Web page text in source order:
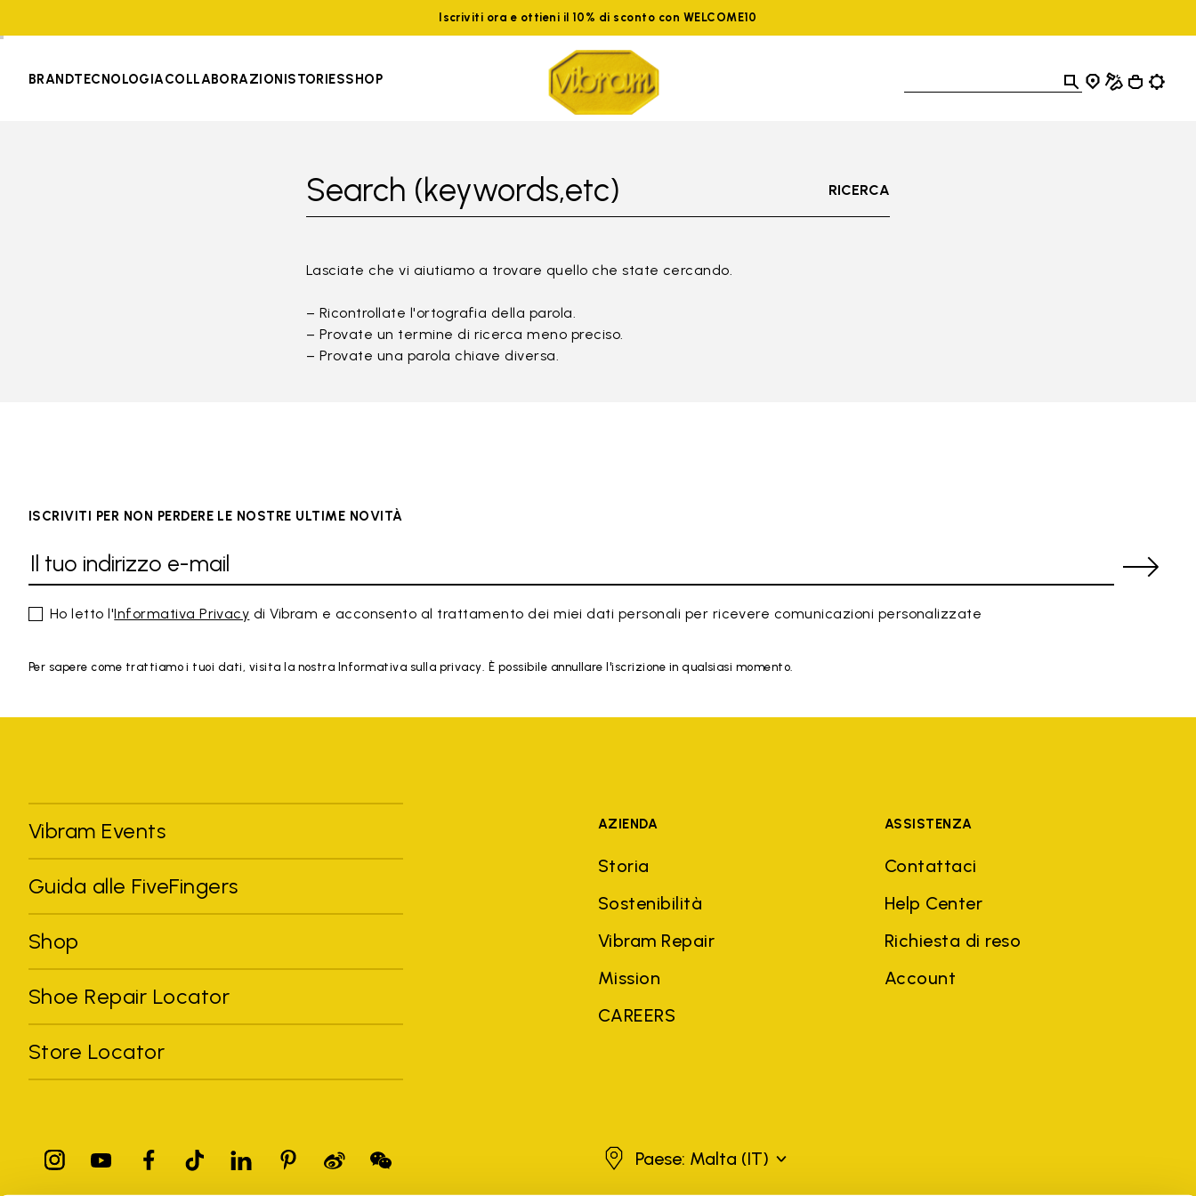
Iscriviti ora e ottieni il 10% di sconto con WELCOME10
BRANDTECNOLOGIACOLLABORAZIONISTORIESSHOP
Search (keywords,etc) RICERCA
Lasciate che vi aiutiamo a trovare quello che state cercando.
– Ricontrollate l'ortografia della parola.
– Provate un termine di ricerca meno preciso.
– Provate una parola chiave diversa.
ISCRIVITI PER NON PERDERE LE NOSTRE ULTIME NOVITÀ
Ho letto l'Informativa Privacy di Vibram e acconsento al trattamento dei miei dati personali per ricevere comunicazioni personalizzate
Per sapere come trattiamo i tuoi dati, visita la nostra Informativa sulla privacy. È possibile annullare l'iscrizione in qualsiasi momento.
Vibram Events
Guida alle FiveFingers
Shop
Shoe Repair Locator
Store Locator
AZIENDA
Storia
Sostenibilità
Vibram Repair
Mission
CAREERS
ASSISTENZA
Contattaci
Help Center
Richiesta di reso
Account
MaltaPaese: Malta (IT)